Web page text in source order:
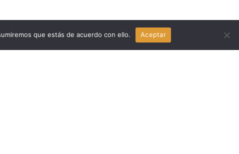
que estás de acuerdo con ello. Aceptar